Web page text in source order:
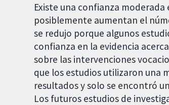
Existe una confianza
posiblemente aumentan el
se redujo porque algunos
confianza en la evidencia
sobre las intervenciones
que los estudios utilizaron una
resultados y solo se encontró
Los futuros estudios de